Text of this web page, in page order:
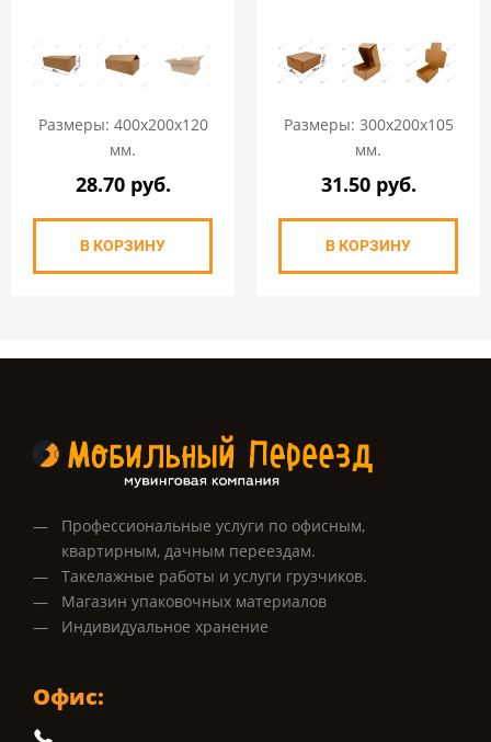
Размеры: 400х200х120
мм.
28.70 руб.
В КОРЗИНУ
Размеры: 300х200х105
мм.
31.50 руб.
В КОРЗИНУ
Профессиональные услуги по офисным,
квартирным, дачным переездам.
Такелажные работы и услуги грузчиков.
Магазин упаковочных материалов
Индивидуальное хранение
Офис: